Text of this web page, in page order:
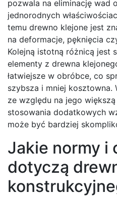
pozwala na eliminację wad
jednorodnych
temu drewno klejone jest
na deformacje, pęknięcia
Kolejną istotną różnicą jest
elementy z drewna
łatwiejsze w obróbce, co
szybsza i mniej kosztowna.
ze względu na jego
stosowania dodatkowych
może być bardziej
Jakie normy
dotyczą